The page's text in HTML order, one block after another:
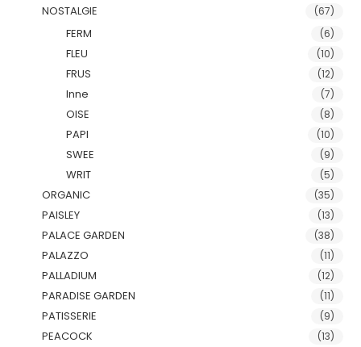
NOSTALGIE (67)
FERM (6)
FLEU (10)
FRUS (12)
Inne (7)
OISE (8)
PAPI (10)
SWEE (9)
WRIT (5)
ORGANIC (35)
PAISLEY (13)
PALACE GARDEN (38)
PALAZZO (11)
PALLADIUM (12)
PARADISE GARDEN (11)
PATISSERIE (9)
PEACOCK (13)